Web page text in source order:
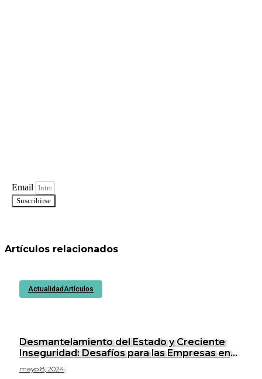
Email
Suscribirse
Artículos relacionados
ActualidadArtículos
Desmantelamiento del Estado y Creciente
Inseguridad: Desafíos para las Empresas en
Perú.
mayo 8, 2024